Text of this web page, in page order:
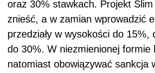
oraz 30% stawkach. Projekt
znieść, a w zamian wprowadzić
przedziały w wysokości do 15%,
do 30%. W niezmienionej formie
natomiast obowiązywać sankcja